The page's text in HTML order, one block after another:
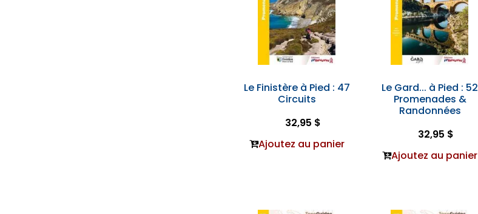
Le Finistère à Pied : 47
Circuits
32,95 $
Ajoutez au panier
Le Gard... à Pied : 52
Promenades &
Randonnées
32,95 $
Ajoutez au panier